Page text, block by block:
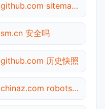
github.com sitemap.xml检测
sm.cn 安全吗
github.com 历史快照
chinaz.com robots.txt检测